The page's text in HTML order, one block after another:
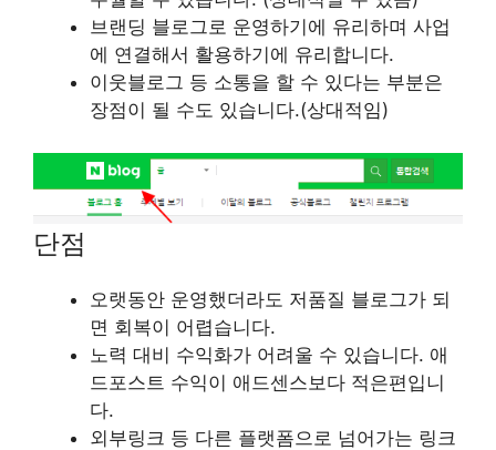
브랜딩 블로그로 운영하기에 유리하며 사업
에 연결해서 활용하기에 유리합니다.
이웃블로그 등 소통을 할 수 있다는 부분은
장점이 될 수도 있습니다.(상대적임)
단점
오랫동안 운영했더라도 저품질 블로그가 되
면 회복이 어렵습니다.
노력 대비 수익화가 어려울 수 있습니다. 애
드포스트 수익이 애드센스보다 적은편입니
다.
외부링크 등 다른 플랫폼으로 넘어가는 링크